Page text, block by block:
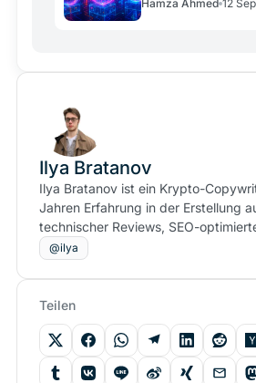
Hamza Ahmed 12
Ilya Bratanov
Ilya Bratanov ist ein Krypto-
Jahren Erfahrung in der Erstellung
technischer Reviews, SEO-
@ilya
Teilen